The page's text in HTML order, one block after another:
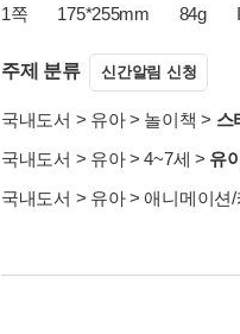
1쪽 175*255mm 84g
주제 분류 신간알림 신청
국내도서 > 유아> 놀이책 > 스
국내도서 > 유아>4~7세 > 유
국내도서 > 유아> 애니메이션/